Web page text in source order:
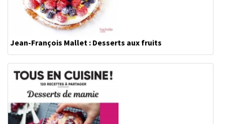
Jean-François Mallet : Desserts aux fruits